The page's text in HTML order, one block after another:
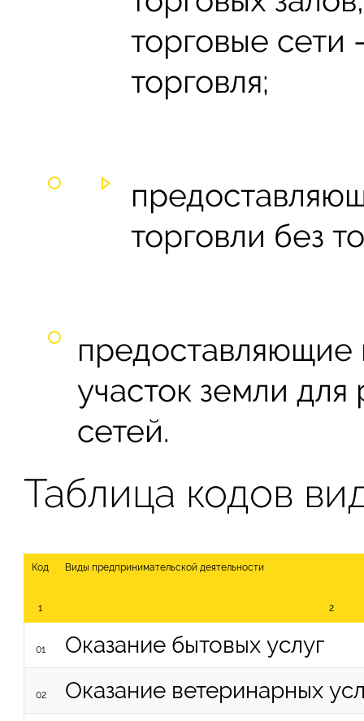
торговые
торговля;
торговли без
предоставляющие
участок земли
сетей.
Таблица кодов
Код Виды предпринимательской деятельности
1 2
01 Оказание бытовых услуг
02 Оказание ветеринарных